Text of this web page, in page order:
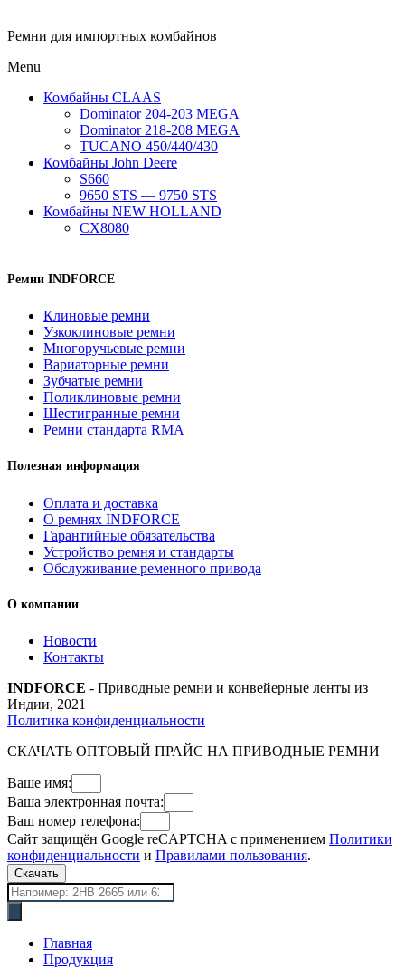
Ремни для импортных комбайнов
Menu
Комбайны CLAAS
Dominator 204-203 MEGA
Dominator 218-208 MEGA
TUCANO 450/440/430
Комбайны John Deere
S660
9650 STS — 9750 STS
Комбайны NEW HOLLAND
CX8080
Ремни INDFORCE
Клиновые ремни
Узкоклиновые ремни
Многоручьевые ремни
Вариаторные ремни
Зубчатые ремни
Поликлиновые ремни
Шестигранные ремни
Ремни стандарта RMA
Полезная информация
Оплата и доставка
О ремнях INDFORCE
Гарантийные обязательства
Устройство ремня и стандарты
Обслуживание ременного привода
О компании
Новости
Контакты
INDFORCE - Приводные ремни и конвейерные ленты из
Индии, 2021
Политика конфиденциальности
СКАЧАТЬ ОПТОВЫЙ ПРАЙС НА ПРИВОДНЫЕ РЕМНИ
Ваше имя:
Ваша электронная почта:
Ваш номер телефона:
Сайт защищён Google reCAPTCHA с применением Политики
конфиденциальности и Правилами пользования.
Скачать
Поиск
товаров
Главная
Продукция